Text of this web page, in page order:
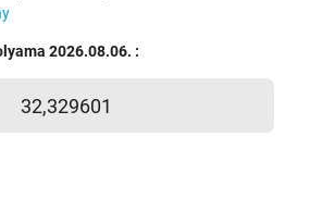
2026.08.06. :
32,329601